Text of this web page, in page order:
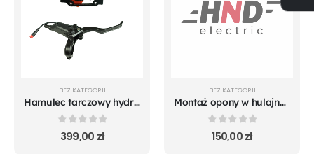
BEZ KATEGORII
Hamulec tarczowy hydrauliczny NUTT
0out of 5
399,00 zł
BEZ KATEGORII
Montaż opony w hulajnogach Hiley
0out of 5
150,00zł